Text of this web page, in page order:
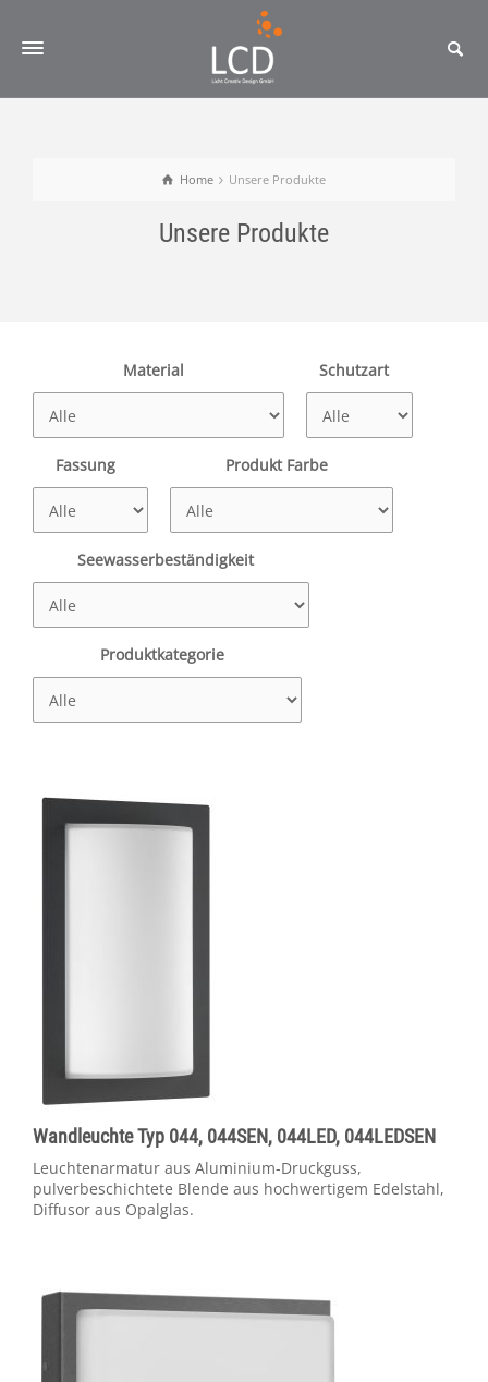
Home Unsere Produkte
Unsere Produkte
Material Schutzart
Fassung Produkt Farbe
Seewasserbeständigkeit
Produktkategorie
Wandleuchte Typ 044, 044SEN, 044LED, 044LEDSEN
Leuchtenarmatur aus Aluminium-Druckguss,
pulverbeschichtete Blende aus hochwertigem Edelstahl,
Diffusor aus Opalglas.